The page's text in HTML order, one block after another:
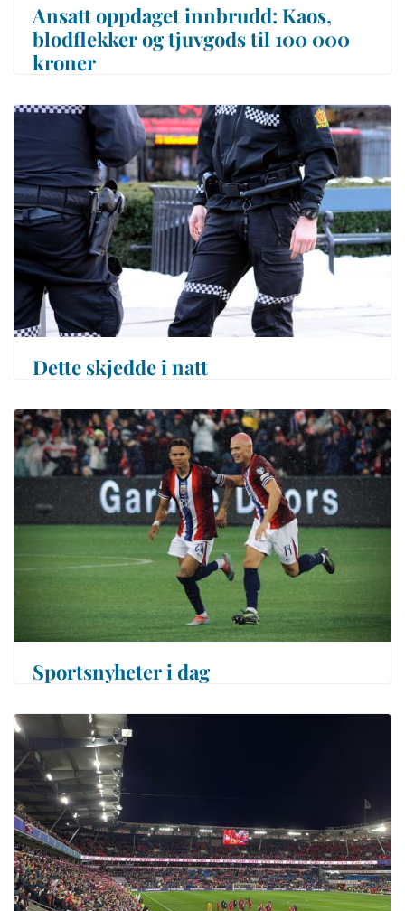
Ansatt oppdaget innbrudd: Kaos,
blodflekker og tjuvgods til 100 000
kroner
Dette skjedde i natt
Sportsnyheter i dag